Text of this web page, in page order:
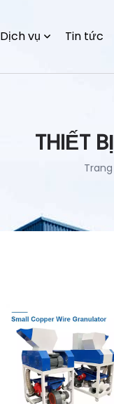
Dịch vụ Tin tức
THIẾT